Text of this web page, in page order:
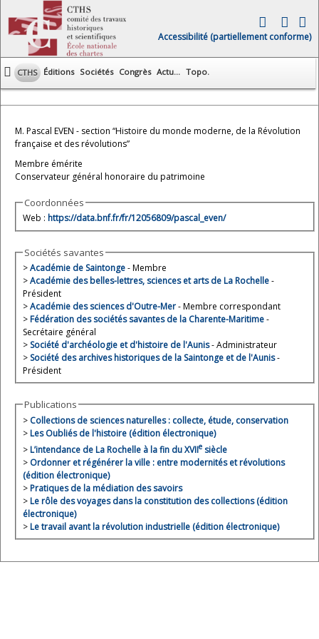
Accessibilité (partiellement conforme)
CTHS Éditions Sociétés Congrès Actu... Topo.
M. Pascal EVEN - section “Histoire du monde moderne, de la Révolution
française et des révolutions”
Membre émérite
Conservateur général honoraire du patrimoine
Coordonnées
Web : https://data.bnf.fr/fr/12056809/pascal_even/
Sociétés savantes
>Académie de Saintonge- Membre
>Académie des belles-lettres, sciences et arts de La Rochelle-
Président
>Académie des sciences d'Outre-Mer- Membre correspondant
>Fédération des sociétés savantes de la Charente-Maritime-
Secrétaire général
> Société d'archéologie et d'histoire de l'Aunis- Administrateur
> Société des archives historiques de la Saintonge et de l'Aunis-
Président
Publications
> Collections de sciences naturelles : collecte, étude, conservation
>Les Oubliés de l'histoire (édition électronique)
>L’intendance de La Rochelle à la fin du XVIIe siècle
> Ordonner et régénérer la ville : entre modernités et révolutions
(édition électronique)
>Pratiques de la médiation des savoirs
>Le rôle des voyages dans la constitution des collections (édition
électronique)
>
Le travail avant la révolution industrielle (édition électronique)